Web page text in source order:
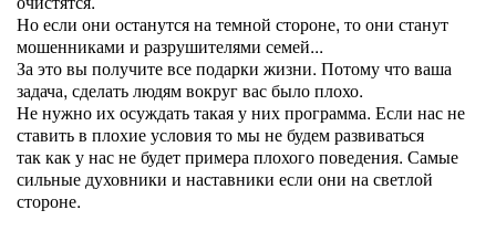
Но если они останутся на темной стороне, то они станут
мошенниками и разрушителями семей...
За это вы получите все подарки жизни. Потому что ваша
задача, сделать людям вокруг вас было плохо.
Не нужно их осуждать такая у них программа. Если нас не
ставить в плохие условия то мы не будем развиваться
так как у нас не будет примера плохого поведения. Самые
сильные духовники и наставники если они на светлой
стороне.